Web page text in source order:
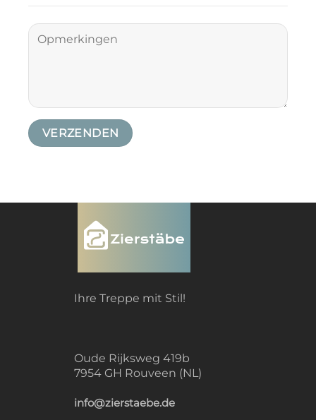
Ihre Treppe mit Stil!
Oude Rijksweg 419b
7954 GH Rouveen (NL)
info@zierstaebe.de